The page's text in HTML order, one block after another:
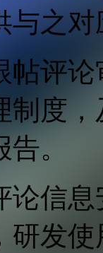
与之
帖评
制度
。
论信
研发